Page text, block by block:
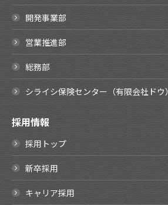
開発事業部
営業推進部
総務部
シライシ保険センター（有限会社ドウ）
採用情報
採用トップ
新卒採用
キャリア採用